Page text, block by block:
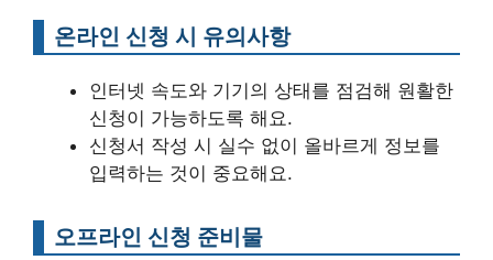
온라인 신청 시 유의사항
인터넷 속도와 기기의 상태를 점검해 원활한
신청이 가능하도록 해요.
신청서 작성 시 실수 없이 올바르게 정보를
입력하는 것이 중요해요.
오프라인 신청 준비물